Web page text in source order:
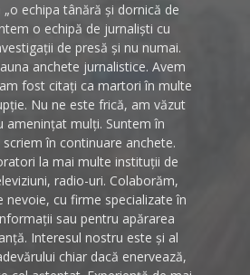
echipa tânără și dornică de
o echipă de jurnaliști cu
de presă și nu numai.
anchete jurnalistice. Avem
fost citați ca martori în multe
Nu ne este frică, am văzut
amenințat mulți. Suntem în
în continuare anchete.
la mai multe instituții de
radio-uri. Colaborăm,
nevoie, cu firme specializate în
sau pentru apărarea
Interesul nostru este și al
chiar dacă enervează,